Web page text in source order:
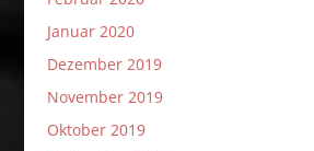
Januar 2020
Dezember 2019
November 2019
Oktober 2019